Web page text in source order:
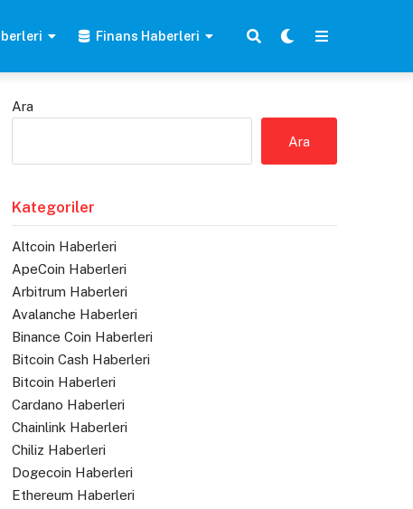
Finans Haberleri
Ara
Ara
Kategoriler
Altcoin Haberleri
ApeCoin Haberleri
Arbitrum Haberleri
Avalanche Haberleri
Binance Coin Haberleri
Bitcoin Cash Haberleri
Bitcoin Haberleri
Cardano Haberleri
Chainlink Haberleri
Chiliz Haberleri
Dogecoin Haberleri
Ethereum Haberleri